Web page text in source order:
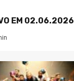
EM 02.06.2026